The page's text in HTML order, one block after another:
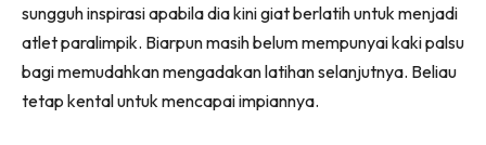
sungguh inspirasi apabila dia kini giat berlatih untuk menjadi
atlet paralimpik. Biarpun masih belum mempunyai kaki palsu
bagi memudahkan mengadakan latihan selanjutnya. Beliau
tetap kental untuk mencapai impiannya.